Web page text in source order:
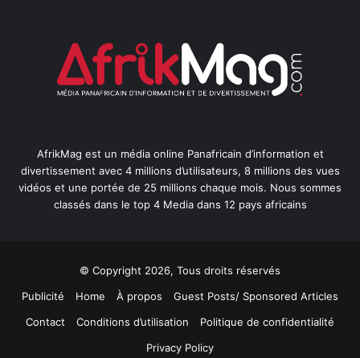
AfrikMag est un média online Panafricain d’information et
divertissement avec 4 millions d’utilisateurs, 8 millions des vues
vidéos et une portée de 25 millions chaque mois. Nous sommes
classés dans le top 4 Media dans 12 pays africains
© Copyright 2026, Tous droits réservés
Publicité
Home À propos
Guest Posts/ Sponsored Articles
Contact
Conditions d’utilisation
Politique de confidentialité
Privacy Policy